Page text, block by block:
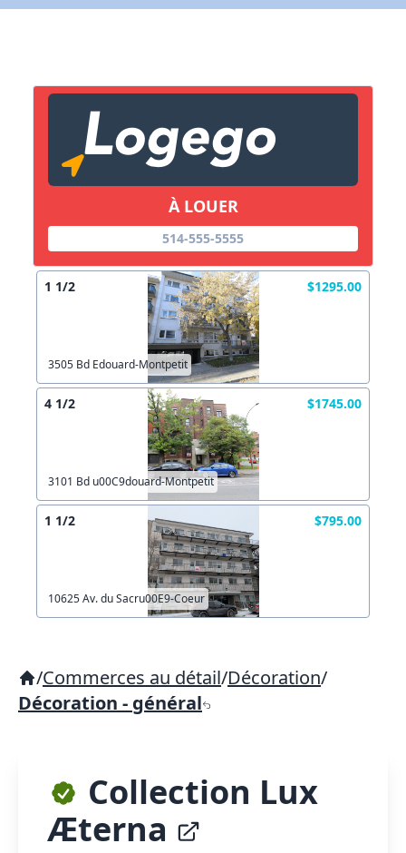
À LOUER
514-555-5555
1 1/2 $1295.00
3505 Bd Edouard-Montpetit
4 1/2 $1745.00
3101 Bd u00C9douard-Montpetit
1 1/2 $795.00
10625 Av. du Sacru00E9-Coeur
/Commerces au détail/Décoration/
Décoration - général
Collection Lux
Æterna
X Fermer
Lien vers inscription (sera inclus dans courriel)
Copier lien
X Fermer